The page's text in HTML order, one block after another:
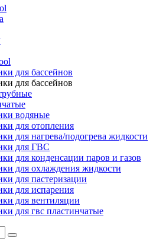
для бассейнов
для бассейнов
водяные
для отопления
для нагрева/подогрева жидкости
для ГВС
для конденсации паров и газов
для охлаждения жидкости
для пастеризации
для испарения
для вентиляции
для гвс пластинчатые